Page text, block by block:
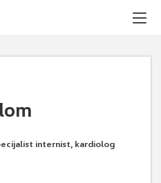
internist, kardiolog